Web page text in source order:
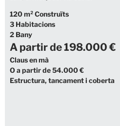
120 m² Construïts
3 Habitacions
2 Bany
A partir de 198.000 €
Claus en mà
O a partir de 54.000 €
Estructura, tancament i coberta